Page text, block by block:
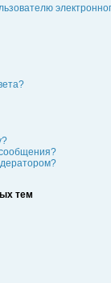
тем